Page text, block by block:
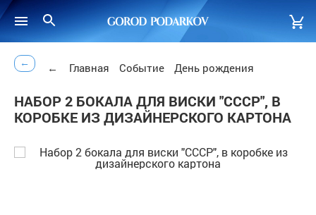
← ← Главная Событие День рождения
НАБОР 2 БОКАЛА ДЛЯ ВИСКИ "СССР", В
КОРОБКЕ ИЗ ДИЗАЙНЕРСКОГО КАРТОНА